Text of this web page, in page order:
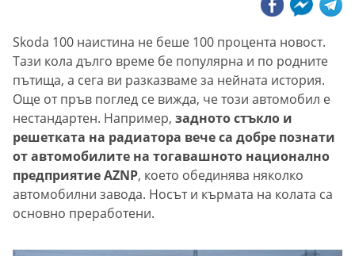
Skoda 100 наистина не беше 100 процента новост.
Тази кола дълго време бе популярна и по родните
пътища, а сега ви разказваме за нейната история.
Още от пръв поглед се вижда, че този автомобил е
нестандартен. Например, задното стъкло и
решетката на радиатора вече са добре познати
от автомобилите на тогавашното национално
предприятие AZNP, което обединява няколко
автомобилни завода. Носът и кърмата на колата са
основно преработени.